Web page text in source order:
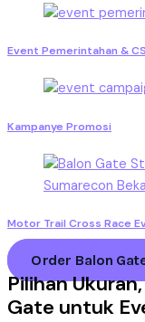
Event Pemerintahan &
Kampanye Promosi
Motor Trail Cross Race
Order Balon
Pilihan
Gate untuk